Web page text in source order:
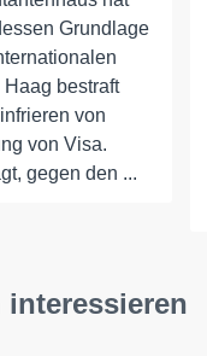
Grundlage
bestraft
von
von Visa.
gegen den ...
interessieren